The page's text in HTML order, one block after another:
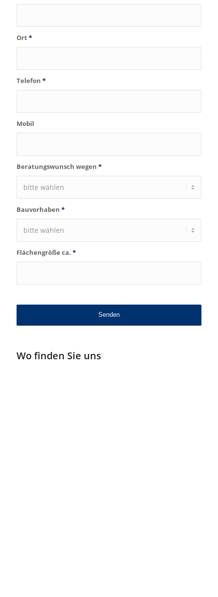
Ort*
Telefon *
Mobil
Beratungswunsch wegen *
Bauvorhaben *
Flächengröße ca. *
Wo finden Sie uns